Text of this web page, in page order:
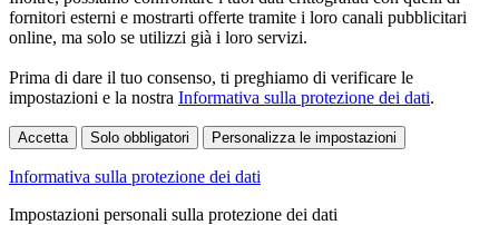
fornitori esterni e mostrarti offerte tramite i loro canali pubblicitari
online, ma solo se utilizzi già i loro servizi.
Prima di dare il tuo consenso, ti preghiamo di verificare le
impostazioni e la nostra Informativa sulla protezione dei dati.
Accetta Solo obbligatori Personalizza le impostazioni
Informativa sulla protezione dei dati
Impostazioni personali sulla protezione dei dati